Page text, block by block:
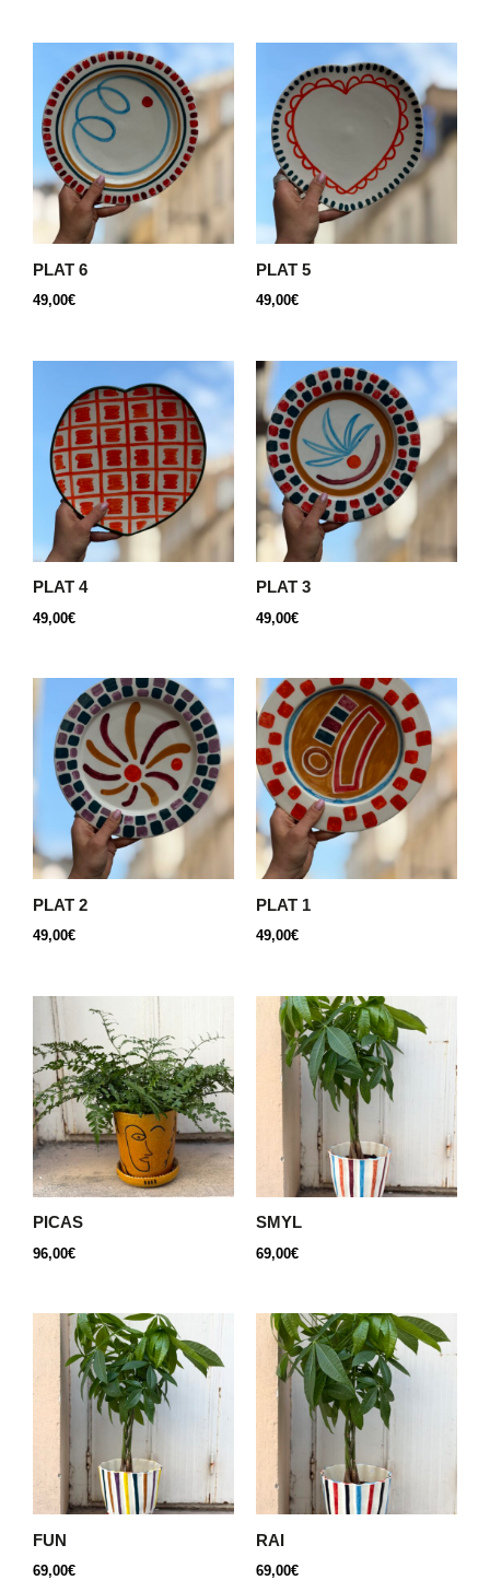
PLAT 6
49,00€
PLAT 5
49,00€
PLAT 4
49,00€
PLAT 3
49,00€
PLAT 2
49,00€
PLAT 1
49,00€
PICAS
96,00€
SMYL
69,00€
FUN
69,00€
RAI
69,00€